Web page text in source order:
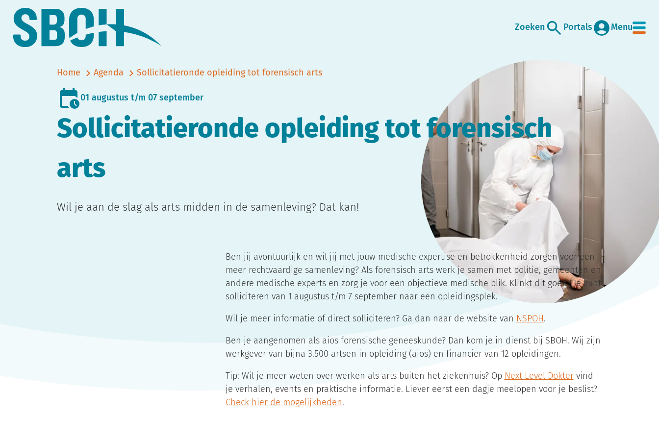
Zoeken Portals Menu
Home Agenda Sollicitatieronde opleiding tot forensisch arts
01 augustus t/m 07 september
Sollicitatieronde opleiding tot forensisch
arts
Wil je aan de slag als arts midden in de samenleving? Dat kan!
Ben jij avontuurlijk en wil jij met jouw medische expertise en betrokkenheid zorgen voor een
meer rechtvaardige samenleving? Als forensisch arts werk je samen met politie, gemeenten en
andere medische experts en zorg je voor een objectieve medische blik. Klinkt dit goed? Je kunt
solliciteren van 1 augustus t/m 7 september naar een opleidingsplek.
Wil je meer informatie of direct solliciteren? Ga dan naar de website van NSPOH .
Ben je aangenomen als aios forensische geneeskunde? Dan kom je in dienst bij SBOH. Wij zijn
werkgever van bijna 3.500 artsen in opleiding (aios) en financier van 12 opleidingen.
Tip: Wil je meer weten over werken als arts buiten het ziekenhuis? Op Next Level Doktervind
je verhalen, events en praktische informatie. Liever eerst een dagje meelopen voor je beslist?
Check hier de mogelijkheden.